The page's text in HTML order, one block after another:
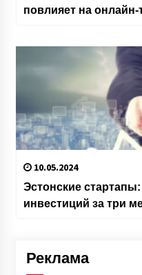
повлияет на
10.05.2024
Эстонские
инвестиций за три
Реклама